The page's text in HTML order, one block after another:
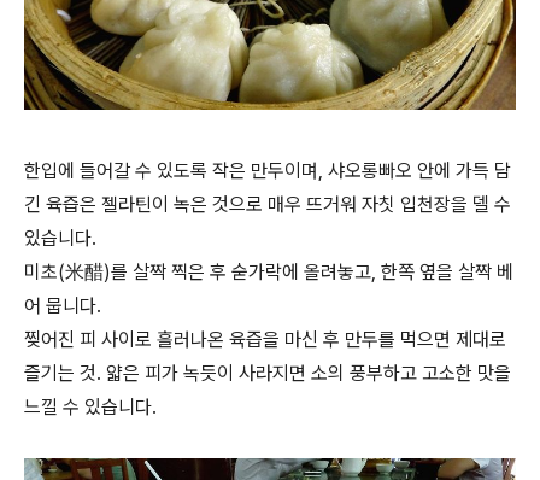
한입에 들어갈 수 있도록 작은 만두이며, 샤오롱빠오 안에 가득 담
긴 육즙은 젤라틴이 녹은 것으로 매우 뜨거워 자칫 입천장을 델 수
있습니다.
미초(米醋)를 살짝 찍은 후 숟가락에 올려놓고, 한쪽 옆을 살짝 베
어 뭅니다.
찢어진 피 사이로 흘러나온 육즙을 마신 후 만두를 먹으면 제대로
즐기는 것. 얇은 피가 녹듯이 사라지면 소의 풍부하고 고소한 맛을
느낄 수 있습니다.